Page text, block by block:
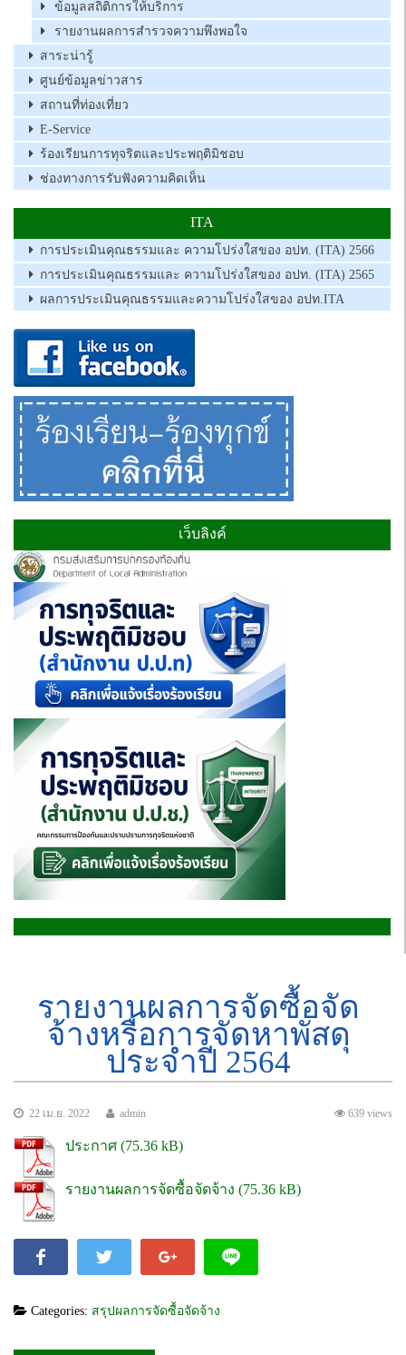
ข้อมูลสถิติการให้บริการ
รายงานผลการสำรวจความพึงพอใจ
สาระน่ารู้
ศูนย์ข้อมูลข่าวสาร
สถานที่ท่องเที่ยว
E-Service
ร้องเรียนการทุจริตและประพฤติมิชอบ
ช่องทางการรับฟังความคิดเห็น
ITA
การประเมินคุณธรรมและ ความโปร่งใสของ อปท. (ITA) 2566
การประเมินคุณธรรมและ ความโปร่งใสของ อปท. (ITA) 2565
ผลการประเมินคุณธรรมและความโปร่งใสของ อปท.ITA
เว็บลิงค์
รายงานผลการจัดซื้อจัด
จ้างหรือการจัดหาพัสดุ
ประจำปี 2564
22 เม.ย. 2022 639 views
admin
ประกาศ
รายงานผลการจัดซื้อจัดจ้าง
Categories: สรุปผลการจัดซื้อจัดจ้าง